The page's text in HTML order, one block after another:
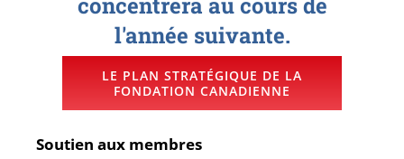
l'année suivante.
LE PLAN STRATÉGIQUE DE LA
FONDATION CANADIENNE
Soutien aux membres